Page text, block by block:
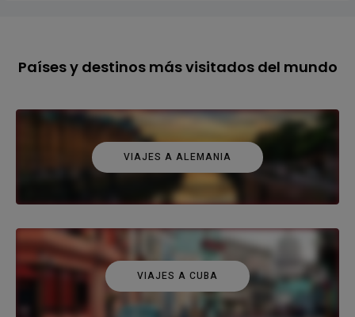
Países y destinos más visitados del mundo
VIAJES A ALEMANIA
VIAJES A CUBA